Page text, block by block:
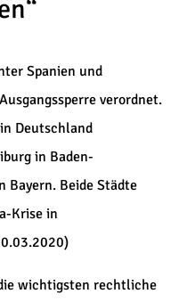
Spanien und
verordnet.
Deutschland
in Baden-
Beide Städte
Krise in
wichtigsten rechtliche